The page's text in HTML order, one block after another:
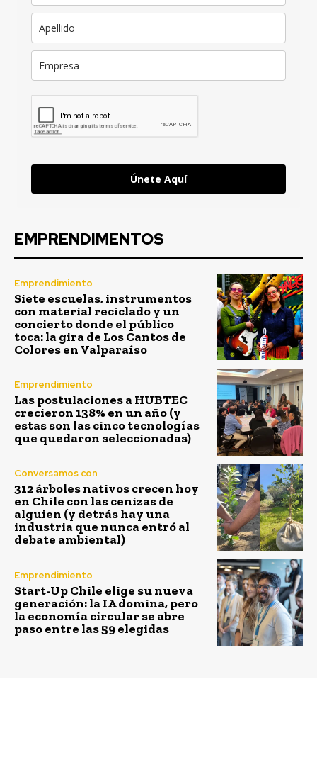
Únete Aquí
EMPRENDIMENTOS
Emprendimiento
Siete escuelas, instrumentos
con material reciclado y un
concierto donde el público
toca: la gira de Los Cantos de
Colores en Valparaíso
Emprendimiento
Las postulaciones a HUBTEC
crecieron 138% en un año (y
estas son las cinco tecnologías
que quedaron seleccionadas)
Conversamos con
312 árboles nativos crecen hoy
en Chile con las cenizas de
alguien (y detrás hay una
industria que nunca entró al
debate ambiental)
Emprendimiento
Start-Up Chile elige su nueva
generación: la IA domina, pero
la economía circular se abre
paso entre las 59 elegidas